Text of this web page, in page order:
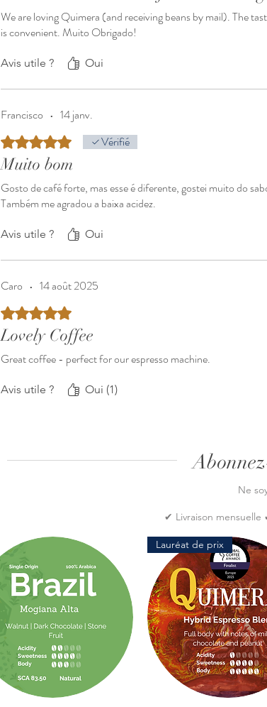
We are loving Quimera (and receiving beans by mail). The
is convenient. Muito Obrigado!
Avis utile ? Oui
Francisco • 14 janv.
Noté 5 sur 5. Vérifié
Muito bom
Gosto de café forte, mas esse é diferente, gostei muito do
Também me agradou a baixa acidez.
Avis utile ? Oui
Caro • 14 août 2025
Noté 5 sur 5.
Lovely Coffee
Great coffee - perfect for our espresso machine.
Avis utile ? Oui (1)
Ne
✔ Livraison
Lauréat de prix